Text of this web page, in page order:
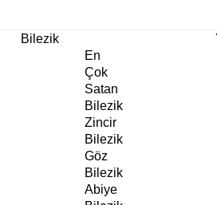
Bilezik
En
Çok
Satan
Bilezik
Zincir
Bilezik
Göz
Bilezik
Abiye